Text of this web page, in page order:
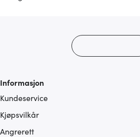
Informasjon
Kundeservice
Kjøpsvilkår
Angrerett